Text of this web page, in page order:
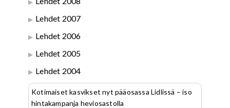
Lehdet 2007
Lehdet 2006
Lehdet 2005
Lehdet 2004
Kotimaiset kasvikset nyt pääosassa Lidlissä – iso
hintakampanja heviosastolla